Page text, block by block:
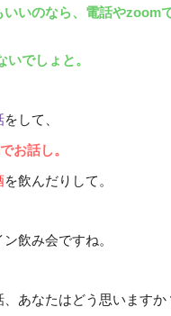
いいのなら、電話やzoom
でしょと。
をして、
お話し。
を飲んだりして。
飲み会ですね。
あなたはどう思いますか